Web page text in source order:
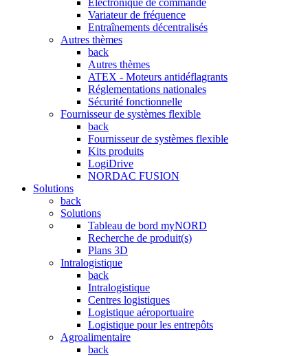
Electronique de commande
Variateur de fréquence
Entraînements décentralisés
Autres thèmes
back
Autres thèmes
ATEX - Moteurs antidéflagrants
Réglementations nationales
Sécurité fonctionnelle
Fournisseur de systèmes flexible
back
Fournisseur de systèmes flexible
Kits produits
LogiDrive
NORDAC FUSION
Solutions
back
Solutions
Tableau de bord myNORD
Recherche de produit(s)
Plans 3D
Intralogistique
back
Intralogistique
Centres logistiques
Logistique aéroportuaire
Logistique pour les entrepôts
Agroalimentaire
back